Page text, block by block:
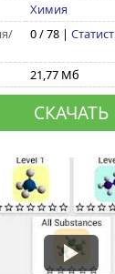
Химия
0 / 78 |
21,77 Мб
СКАЧАТЬ